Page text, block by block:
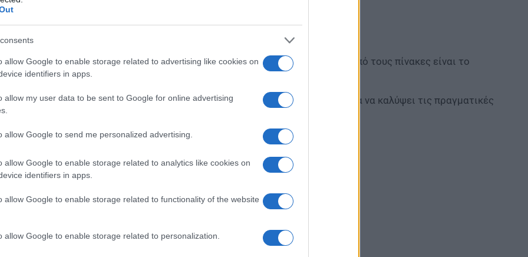
allow Google to enable storage related to advertising like cookies on
identifiers in apps.
allow my user data to be sent to Google for online advertising
allow Google to send me personalized advertising.
allow Google to enable storage related to analytics like cookies on
identifiers in apps.
allow Google to enable storage related to functionality of the website
allow Google to enable storage related to personalization.
στην προοπτική εργασίας ως αναπληρωτές.
οικονομικό αδιέξοδο των αναπληρωτών
από τους βασικούς λόγους που φαίνεται να απομακρύνει εκπαιδευτικούς από τους πίνακες είναι το
βάρος της εργασίας μακριά από τον τόπο κατοικίας.
ενός νεοδιόριστου ή αναπληρωτή εκπαιδευτικού συχνά δεν επαρκεί για να καλύψει τις πραγματικές
διαβίωσης.